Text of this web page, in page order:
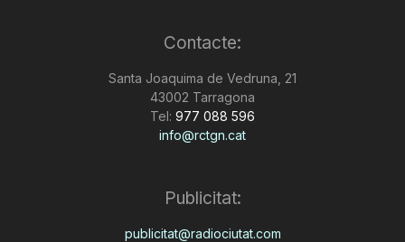
Contacte:
Santa Joaquima de Vedruna, 21
43002 Tarragona
Tel: 977 088 596
info@rctgn.cat
Publicitat:
publicitat@radiociutat.com